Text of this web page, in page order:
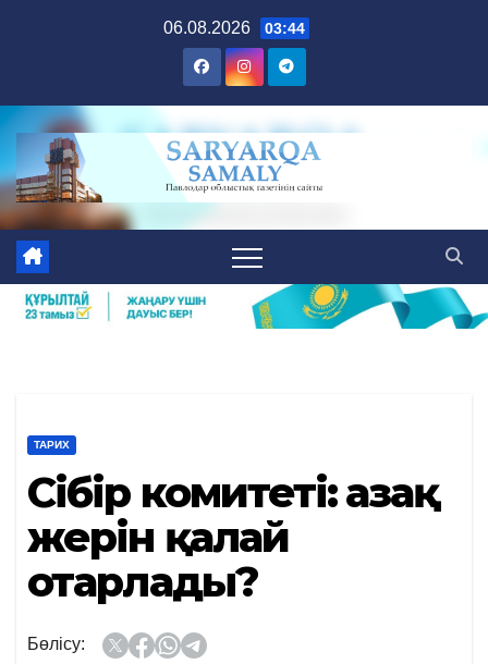
06.08.2026 03:44
ТАРИХ
Сібір комитеті: Қазақ
жерін қалай
отарлады?
Бөлісу: